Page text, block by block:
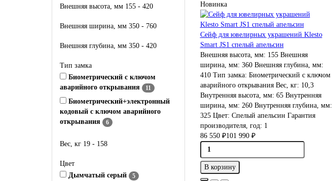
Внешняя высота, мм 155 - 420
Внешняя ширина, мм 350 - 760
Внешняя глубина, мм 350 - 420
Тип замка
Биометрический с ключом
аварийного открывания
11
Биометрический+электронный
кодовый с ключом аварийного
открывания
6
Вес, кг 19 - 158
Цвет
Дымчатый серый
5
Новинка
Сейф для ювелирных украшений Klesto
Smart JS1 спелый апельсин
Внешняя высота, мм: 155Внешняя
ширина, мм: 360Внешняя глубина, мм:
410Тип замка: Биометрический с ключом
аварийного открыванияВес, кг: 10,3
Внутренняя высота, мм: 65Внутренняя
ширина, мм: 260Внутренняя глубина, мм:
325Цвет: Спелый апельсин Гарантия
производителя, год: 1
86 550 ₽101 990 ₽
В корзину